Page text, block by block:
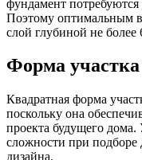
фундамент
Поэтому оптимальным
слой глубиной не более
Форма
Квадратная форма
поскольку она
проекта будущего
сложности при
дизайна.